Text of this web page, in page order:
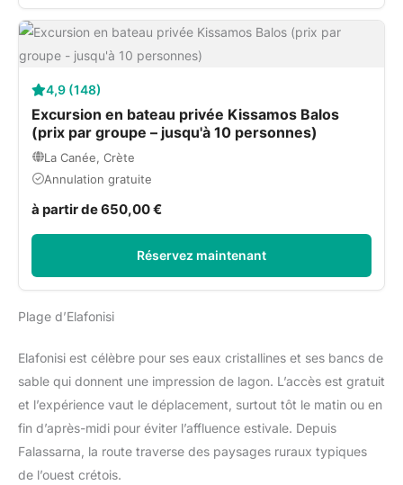
4,9 (148)
Excursion en bateau privée Kissamos Balos
(prix par groupe – jusqu'à 10 personnes)
La Canée, Crète
Annulation gratuite
à partir de 650,00 €
Réservez maintenant
Plage d’Elafonisi
Elafonisi est célèbre pour ses eaux cristallines et ses bancs de
sable qui donnent une impression de lagon. L’accès est gratuit
et l’expérience vaut le déplacement, surtout tôt le matin ou en
fin d’après-midi pour éviter l’affluence estivale. Depuis
Falassarna, la route traverse des paysages ruraux typiques
de l’ouest crétois.